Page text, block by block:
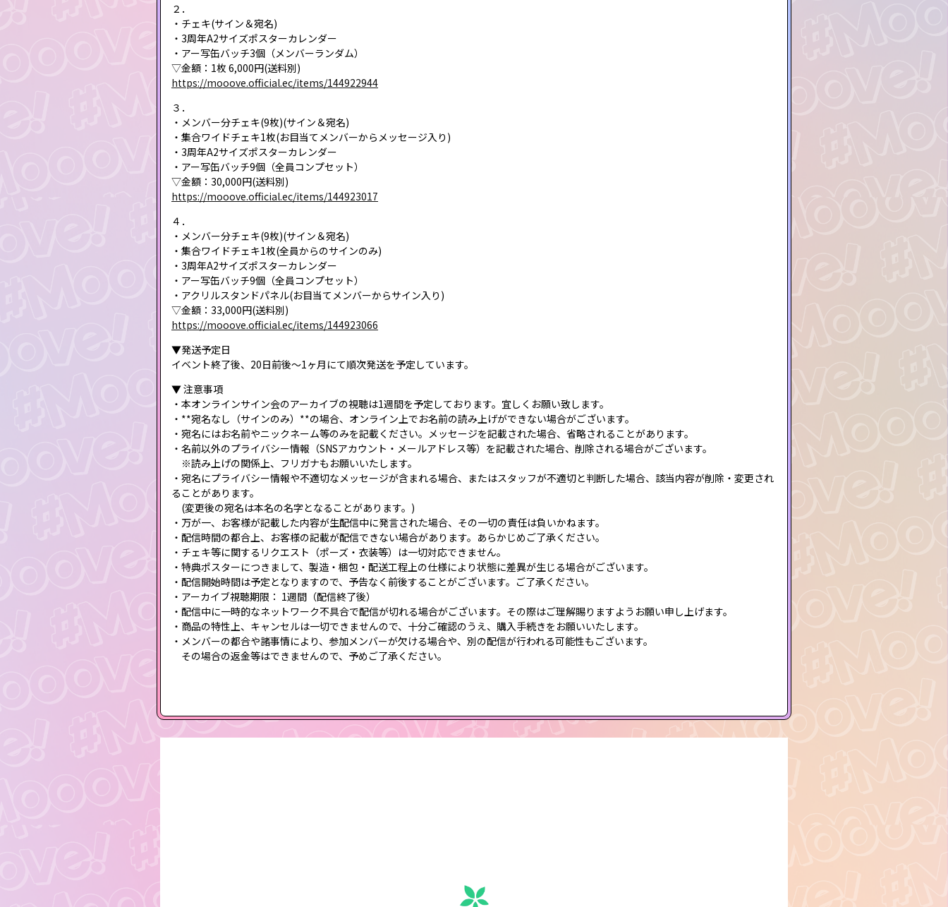
２．
・チェキ(サイン＆宛名)
・3周年A2サイズポスターカレンダー
・アー写缶バッチ3個（メンバーランダム）
▽金額：1枚 6,000円(送料別)
https://mooove.official.ec/items/144922944
３．
・メンバー分チェキ(9枚)(サイン＆宛名)
・集合ワイドチェキ1枚(お目当てメンバーからメッセージ入り)
・3周年A2サイズポスターカレンダー
・アー写缶バッチ9個（全員コンプセット）
▽金額：30,000円(送料別)
https://mooove.official.ec/items/144923017
４．
・メンバー分チェキ(9枚)(サイン＆宛名)
・集合ワイドチェキ1枚(全員からのサインのみ)
・3周年A2サイズポスターカレンダー
・アー写缶バッチ9個（全員コンプセット）
・アクリルスタンドパネル(お目当てメンバーからサイン入り)
▽金額：33,000円(送料別)
https://mooove.official.ec/items/144923066
▼発送予定日
イベント終了後、20日前後〜1ヶ月にて順次発送を予定しています。
▼ 注意事項
・本オンラインサイン会のアーカイブの視聴は1週間を予定しております。宜しくお願い致します。
・**宛名なし（サインのみ）**の場合、オンライン上でお名前の読み上げができない場合がございます。
・宛名にはお名前やニックネーム等のみを記載ください。メッセージを記載された場合、省略されることがあります。
・名前以外のプライバシー情報（SNSアカウント・メールアドレス等）を記載された場合、削除される場合がございます。
※読み上げの関係上、フリガナもお願いいたします。
・宛名にプライバシー情報や不適切なメッセージが含まれる場合、またはスタッフが不適切と判断した場合、該当内容が削除・変更され
ることがあります。
(変更後の宛名は本名の名字となることがあります。)
・万が一、お客様が記載した内容が生配信中に発言された場合、その一切の責任は負いかねます。
・配信時間の都合上、お客様の記載が配信できない場合があります。あらかじめご了承ください。
・チェキ等に関するリクエスト（ポーズ・衣装等）は一切対応できません。
・特典ポスターにつきまして、製造・梱包・配送工程上の仕様により状態に差異が生じる場合がございます。
・配信開始時間は予定となりますので、予告なく前後することがございます。ご了承ください。
・アーカイブ視聴期限： 1週間（配信終了後）
・配信中に一時的なネットワーク不具合で配信が切れる場合がございます。その際はご理解賜りますようお願い申し上げます。
・商品の特性上、キャンセルは一切できませんので、十分ご確認のうえ、購入手続きをお願いいたします。
・メンバーの都合や諸事情により、参加メンバーが欠ける場合や、別の配信が行われる可能性もございます。
その場合の返金等はできませんので、予めご了承ください。